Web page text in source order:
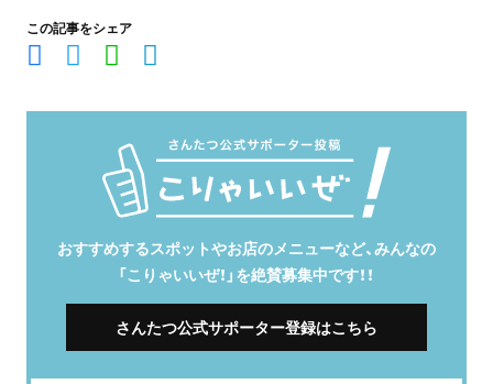
この記事をシェア
おすすめするスポットやお店のメニューなど、みんなの
「こりゃいいぜ！」を絶賛募集中です！！
さんたつ公式サポーター登録はこちら